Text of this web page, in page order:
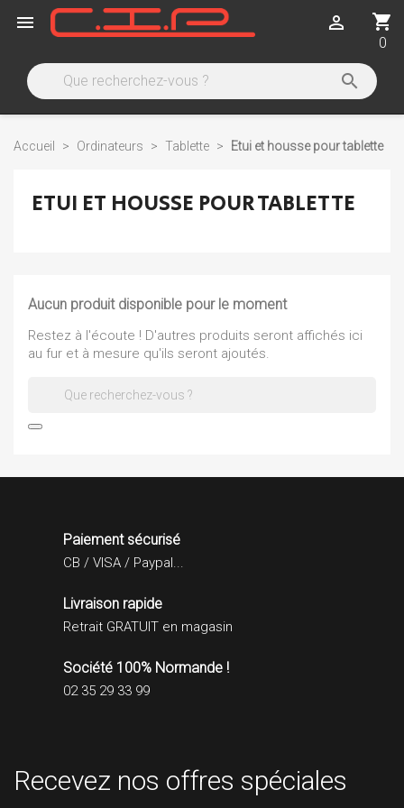
 shopping_cart
0


Accueil Ordinateurs Tablette Etui et housse pour tablette
ETUI ET HOUSSE POUR TABLETTE
Aucun produit disponible pour le moment
Restez à l'écoute ! D'autres produits seront affichés ici
au fur et à mesure qu'ils seront ajoutés.
Paiement sécurisé
CB / VISA / Paypal...
Livraison rapide
Retrait GRATUIT en magasin
Société 100% Normande !
02 35 29 33 99
Recevez nos offres spéciales